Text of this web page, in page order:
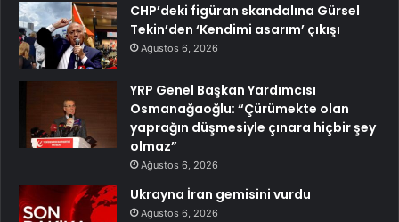
CHP’deki figüran skandalına Gürsel
Tekin’den ‘Kendimi asarım’ çıkışı
Ağustos 6, 2026
YRP Genel Başkan Yardımcısı
Osmanağaoğlu: “Çürümekte olan
yaprağın düşmesiyle çınara hiçbir şey
olmaz”
Ağustos 6, 2026
Ukrayna İran gemisini vurdu
Ağustos 6, 2026